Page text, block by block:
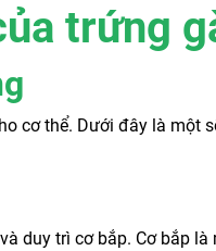
trứng
cơ thể. Dưới đây là một
duy trì cơ bắp. Cơ bắp